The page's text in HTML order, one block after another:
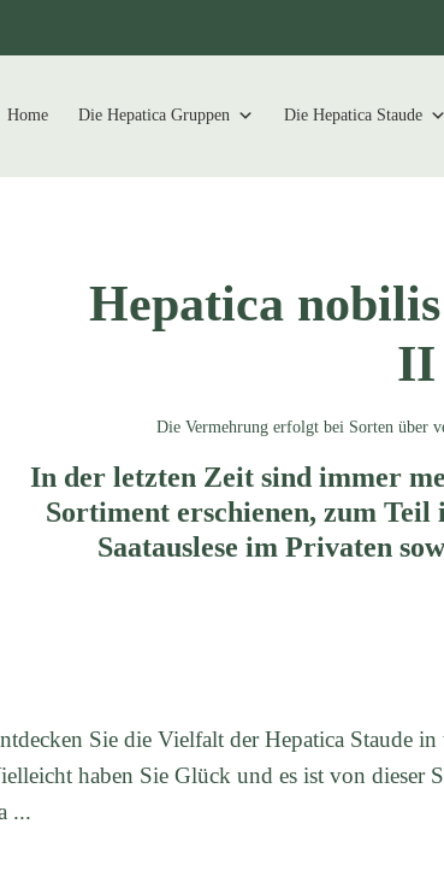
Home Die Hepatica Gruppen Die Hepatica Staude
Hepatica
II
Die Vermehrung erfolgt bei Sorten über
In der letzten Zeit sind immer
Sortiment erschienen, zum
Saatauslese im Privaten
Sie die Vielfalt der Hepatica Staude in
haben Sie Glück und es ist von dieser
...